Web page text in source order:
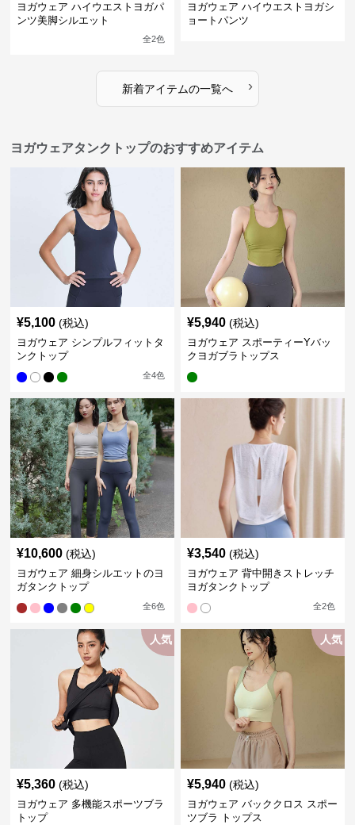
ヨガウェア ハイウエストヨガパ
ンツ美脚シルエット
全2色
ヨガウェア ハイウエストヨガシ
ョートパンツ
新着アイテムの一覧へ ›
ヨガウェアタンクトップのおすすめアイテム
¥5,100 (税込)
ヨガウェア シンプルフィットタ
ンクトップ
全4色
¥5,940 (税込)
ヨガウェア スポーティーYバッ
クヨガブラトップス
¥10,600 (税込)
ヨガウェア 細身シルエットのヨ
ガタンクトップ
全6色
¥3,540 (税込)
ヨガウェア 背中開きストレッチ
ヨガタンクトップ
全2色
人気
¥5,360 (税込)
ヨガウェア 多機能スポーツブラ
トップ
人気
¥5,940 (税込)
ヨガウェア バッククロス スポー
ツブラ トップス